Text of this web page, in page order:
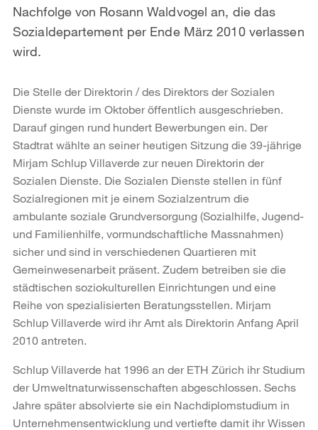
Nachfolge von Rosann Waldvogel an, die das
Sozialdepartement per Ende März 2010 verlassen
wird.
Die Stelle der Direktorin / des Direktors der Sozialen
Dienste wurde im Oktober öffentlich ausgeschrieben.
Darauf gingen rund hundert Bewerbungen ein. Der
Stadtrat wählte an seiner heutigen Sitzung die 39-jährige
Mirjam Schlup Villaverde zur neuen Direktorin der
Sozialen Dienste. Die Sozialen Dienste stellen in fünf
Sozialregionen mit je einem Sozialzentrum die
ambulante soziale Grundversorgung (Sozialhilfe, Jugend-
und Familienhilfe, vormundschaftliche Massnahmen)
sicher und sind in verschiedenen Quartieren mit
Gemeinwesenarbeit präsent. Zudem betreiben sie die
städtischen soziokulturellen Einrichtungen und eine
Reihe von spezialisierten Beratungsstellen. Mirjam
Schlup Villaverde wird ihr Amt als Direktorin Anfang April
2010 antreten.
Schlup Villaverde hat 1996 an der ETH Zürich ihr Studium
der Umweltnaturwissenschaften abgeschlossen. Sechs
Jahre später absolvierte sie ein Nachdiplomstudium in
Unternehmensentwicklung und vertiefte damit ihr Wissen